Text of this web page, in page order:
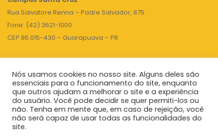
Rua Salvatore Renna – Padre Salvador, 875
Fone: (42) 3621-1000
CEP 85.015-430 – Guarapuava – PR
TOPO
Unicentro |Governo do Paraná|Seti| Agenda do Reitor
Nós usamos cookies no nosso site. Alguns deles são
essenciais para o funcionamento do site, enquanto
que outros ajudam a melhorar o site e a experiência
do usuário. Você pode decidir se quer permiti-los ou
não. Tenha em mente que, em caso de rejeição, você
não será capaz de usar todas as funcionalidades do
site.